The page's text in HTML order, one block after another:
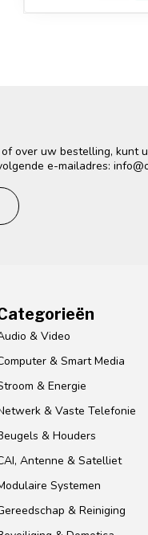
over uw bestelling, kunt
e-mailadres:
& Video
& Smart Media
& Energie
& Vaste Telefonie
& Houders
Antenne & Satelliet
Systemen
& Reiniging